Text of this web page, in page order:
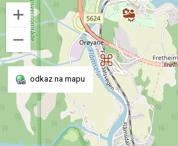
odkaz na mapu